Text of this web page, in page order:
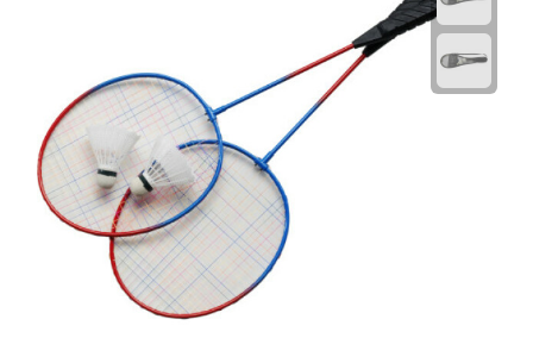
Reistassen & Trolleys
Reistassen
Trolleys
Reistas trolleys
Reistassensets